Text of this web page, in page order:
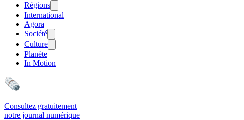
Régions
International
Agora
Société
Culture
Planète
In Motion
Consultez gratuitement
notre journal numérique